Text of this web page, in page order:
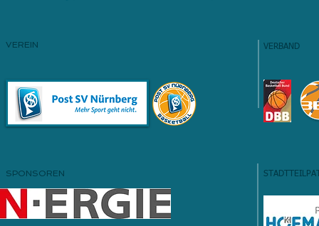
VEREIN
SPONSOREN
VERBAND